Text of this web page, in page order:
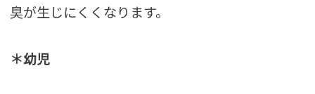
臭が生じにくくなります。
＊幼児